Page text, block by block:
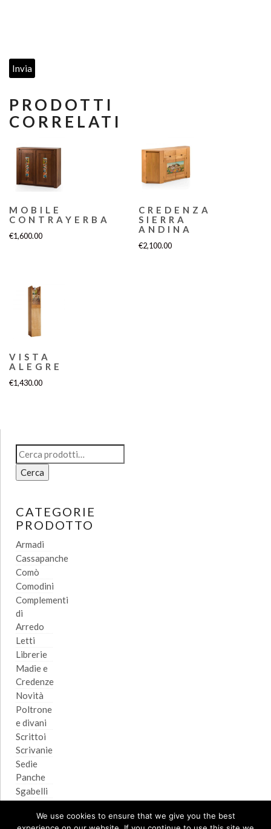
PRODOTTI
CORRELATI
MOBILE
CONTRAYERBA
€1,600.00
CREDENZA
SIERRA
ANDINA
€2,100.00
VISTA
ALEGRE
€1,430.00
Cerca:
Cerca
CATEGORIE
PRODOTTO
Armadi
Cassapanche
Comò
Comodini
Complementi
di
Arredo
Letti
Librerie
Madie e
Credenze
Novità
Poltrone
e divani
Scrittoi
Scrivanie
Sedie
Panche
Sgabelli
TavoliniWe use cookies to ensure that we give you the best